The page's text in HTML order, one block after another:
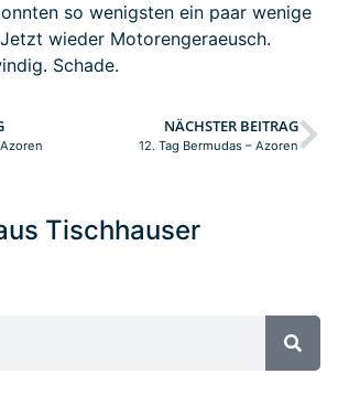
so wenigsten ein paar wenige
wieder Motorengeraeusch.
Schade.
NÄCHSTER BEITRAG
12. Tag Bermudas – Azoren
Tischhauser